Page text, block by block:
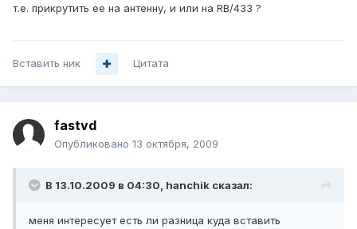
т.е. прикрутить ее на антенну, и или на RB/433 ?
Вставить ник Цитата
fastvd
Опубликовано 13 октября, 2009
В 13.10.2009 в 04:30, hanchik сказал:
меня интересует есть ли разница куда вставить